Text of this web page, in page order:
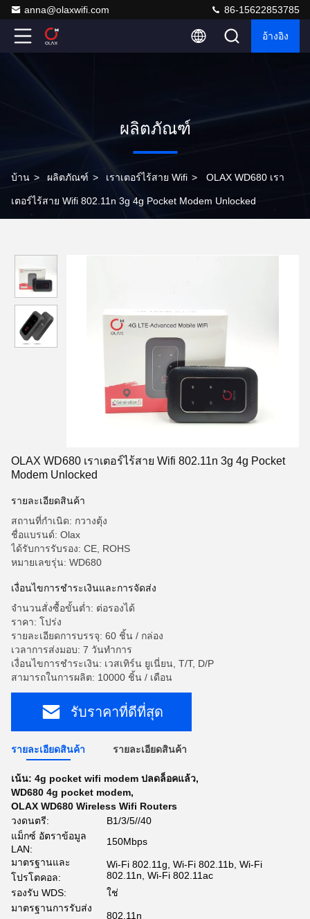
anna@olaxwifi.com 86-15622853785
อ้างอิง
ผลิตภัณฑ์
บ้าน > ผลิตภัณฑ์ > เราเตอร์ไร้สาย Wifi > OLAX WD680 เรา
เตอร์ไร้สาย Wifi 802.11n 3g 4g Pocket Modem Unlocked
OLAX WD680 เราเตอร์ไร้สาย Wifi 802.11n 3g 4g Pocket
Modem Unlocked
รายละเอียดสินค้า
สถานที่กำเนิด: กวางตุ้ง
ชื่อแบรนด์: Olax
ได้รับการรับรอง: CE, ROHS
หมายเลขรุ่น: WD680
เงื่อนไขการชำระเงินและการจัดส่ง
จำนวนสั่งซื้อขั้นต่ำ: ต่อรองได้
ราคา: โปร่ง
รายละเอียดการบรรจุ: 60 ชิ้น / กล่อง
เวลาการส่งมอบ: 7 วันทำการ
เงื่อนไขการชำระเงิน: เวสเทิร์น ยูเนี่ยน, T/T, D/P
สามารถในการผลิต: 10000 ชิ้น / เดือน
รับราคาที่ดีที่สุด
รายละเอียดสินค้า รายละเอียดสินค้า
เน้น: 4g pocket wifi modem ปลดล็อคแล้ว,
WD680 4g pocket modem,
OLAX WD680 Wireless Wifi Routers
วงดนตรี:
B1/3/5//40
แม็กซ์ อัตราข้อมูล
LAN:
150Mbps
มาตรฐานและ
โปรโตคอล:
Wi-Fi 802.11g, Wi-Fi 802.11b, Wi-Fi
802.11n, Wi-Fi 802.11ac
รองรับ WDS:
ใช่
มาตรฐานการรับส่ง
802.11n